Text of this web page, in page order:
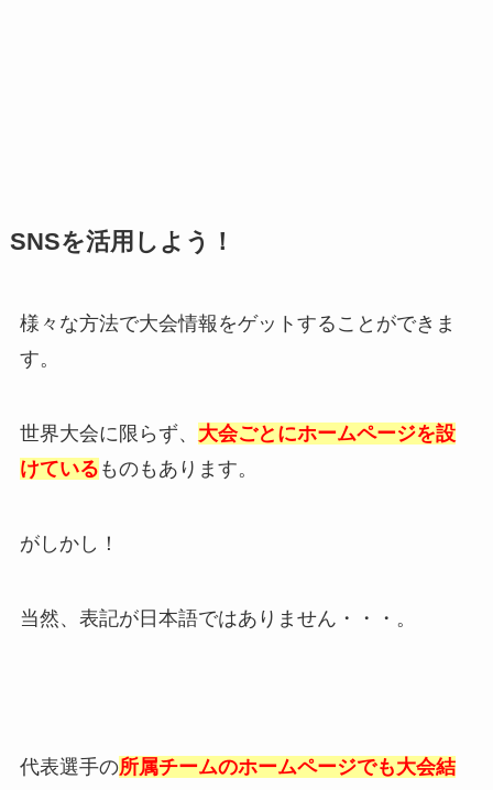
SNSを活用しよう！
様々な方法で大会情報をゲットすることができま
す。
世界大会に限らず、 大会ごとにホームページを設
けている ものもあります。
がしかし！
当然、表記が日本語ではありません・・・。
代表選手の所属チームのホームページでも大会結